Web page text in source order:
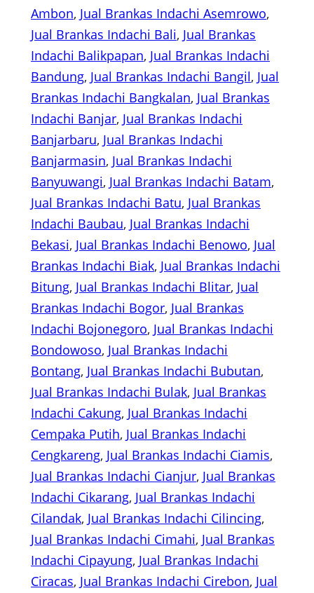
Ambon, Jual Brankas Indachi Asemrowo
Jual Brankas Indachi Bali, Jual Brankas
Indachi Balikpapan, Jual Brankas Indachi
Bandung, Jual Brankas Indachi Bangil, Jual
Brankas Indachi Bangkalan, Jual Brankas
Indachi Banjar, Jual Brankas Indachi
Banjarbaru, Jual Brankas Indachi
Banjarmasin, Jual Brankas Indachi
Banyuwangi, Jual Brankas Indachi Batam
Jual Brankas Indachi Batu, Jual Brankas
Indachi Baubau, Jual Brankas Indachi
Bekasi, Jual Brankas Indachi Benowo, Jual
Brankas Indachi Biak, Jual Brankas Indachi
Bitung, Jual Brankas Indachi Blitar, Jual
Brankas Indachi Bogor, Jual Brankas
Indachi Bojonegoro, Jual Brankas Indachi
Bondowoso, Jual Brankas Indachi
Bontang, Jual Brankas Indachi Bubutan
Jual Brankas Indachi Bulak, Jual Brankas
Indachi Cakung, Jual Brankas Indachi
Cempaka Putih, Jual Brankas Indachi
Cengkareng, Jual Brankas Indachi Ciamis
Jual Brankas Indachi Cianjur, Jual Brankas
Indachi Cikarang, Jual Brankas Indachi
Cilandak, Jual Brankas Indachi Cilincing
Jual Brankas Indachi Cimahi, Jual Brankas
Indachi Cipayung, Jual Brankas Indachi
Ciracas, Jual Brankas Indachi Cirebon, Jual